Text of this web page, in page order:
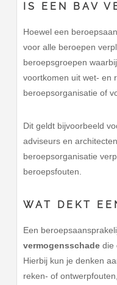
IS EEN BAV
Hoewel een
voor alle beroepen
beroepsgroepen
voortkomen uit wet- en
beroepsorganisatie of
Dit geldt bijvoorbeeld
adviseurs en
beroepsorganisatie
beroepsfouten.
WAT DEKT
Een
vermogensschade die
Hierbij kun je denken
reken- of